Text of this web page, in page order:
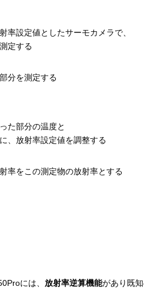
設定値としたサーモカメラで、
定する
分を測定する
た部分の温度と
、放射率設定値を調整する
率をこの測定物の放射率とする
には、 放射率逆算機能があり既